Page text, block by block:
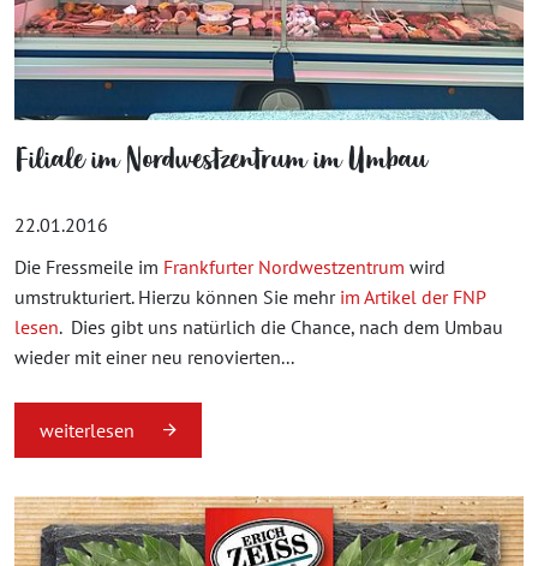
Filiale im Nordwestzentrum im Umbau
22.01.2016
Die Fressmeile im Frankfurter Nordwestzentrum wird
umstrukturiert. Hierzu können Sie mehr im Artikel der FNP
lesen. Dies gibt uns natürlich die Chance, nach dem Umbau
wieder mit einer neu renovierten...
weiterlesen